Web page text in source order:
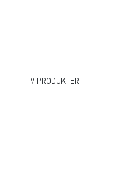
9 PRODUKTER